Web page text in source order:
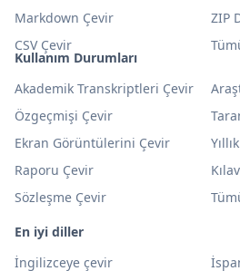
Kullanım Durumları
Akademik Transkriptleri Çevir
Özgeçmişi Çevir
Ekran Görüntülerini Çevir
Raporu Çevir
Sözleşme Çevir
En iyi diller
İngilizceye çevir
Markdown Çevir
ZIP
CSV Çevir